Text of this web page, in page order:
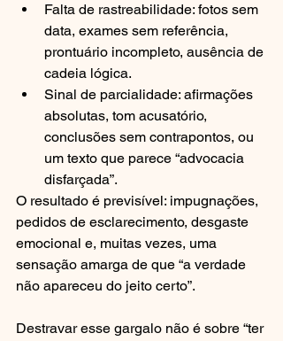
Falta de rastreabilidade: fotos sem
data, exames sem referência,
prontuário incompleto, ausência de
cadeia lógica.
Sinal de parcialidade: afirmações
absolutas, tom acusatório,
conclusões sem contrapontos, ou
um texto que parece “advocacia
disfarçada”.
O resultado é previsível: impugnações,
pedidos de esclarecimento, desgaste
emocional e, muitas vezes, uma
sensação amarga de que “a verdade
não apareceu do jeito certo”.
Destravar esse gargalo não é sobre “ter